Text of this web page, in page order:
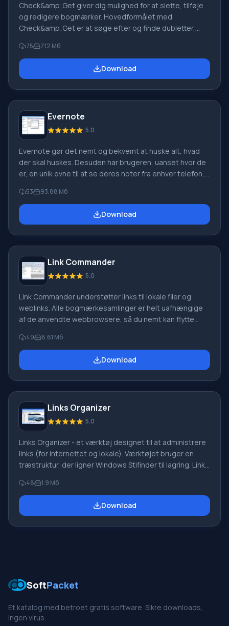
Check&amp;Get giver dig mulighed for at slette, tilføje
og redigere bogmærker. Hovedformålet med
Check&amp;Get er at søge efter og finde dubletter,
Internetbogmærkeadministratoren søger efter
bogmærker via adresser, beskrivelser og nøgleord.
Derudover kan programmet kontrollere sider for
informere dig om denne vidunderlige nyhed,
75 7.12 Мб
Download
Evernote
5.0
Evernote gør det nemt og bekvemt at huske alt, hvad
der skal huskes. Desuden har brugeren, uanset hvor de
er, en unik evne til at se deres noter fra enhver telefon,
en lokal klient (særligt program) Evernote til iPhone,
Windows Mobile, Mac OS og Windows eller via en
standard webbrowser. Mens brugeren er ved
53 93.88 Мб
Download
Link Commander
5.0
Link Commander understøtter links til lokale filer og
weblinks. Alle bogmærkesamlinger er helt uafhængige
af de anvendte webbrowsere, så du nemt kan flytte
to-panel grænseflade (dette er den klassiske version),
kan arbejde med to samlinger af links samtidigt.
Linkbeskrivelser kan automatisk hentes fra faktiske
49 6.61 Мб
Download
Links Organizer
5.0
Links Organizer - et værktøj designet til at administrere
links (for internettet og lokale). Værktøjet bruger en
træstruktur, der ligner Windows Stifinder til lagring. Links
Opera, Netscape Communicator/Navigator, Internet
Explorer og andre. Brugeren har den unikke evne til at
flytte links mellem forskellige browsere. Desuden
48 1.9 Мб
Download
SoftPacket
Et katalog med betroet gratis software. Sikre downloads,
ingen virus.